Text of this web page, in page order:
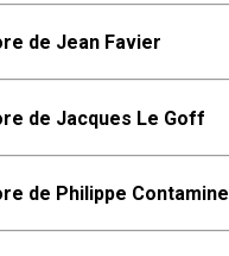
de Jean Favier
de Jacques Le Goff
de Philippe Contamine